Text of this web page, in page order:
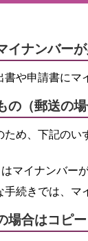
イナンバー
や申請書にマ
（郵送の場
め、下記のい
マイナンバー
手続きでは、
合はコピー